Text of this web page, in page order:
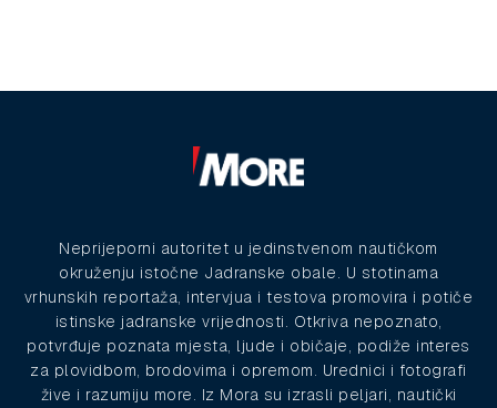
Neprijeporni autoritet u jedinstvenom nautičkom
okruženju istočne Jadranske obale. U stotinama
vrhunskih reportaža, intervjua i testova promovira i potiče
istinske jadranske vrijednosti. Otkriva nepoznato,
potvrđuje poznata mjesta, ljude i običaje, podiže interes
za plovidbom, brodovima i opremom. Urednici i fotografi
žive i razumiju more. Iz Mora su izrasli peljari, nautički